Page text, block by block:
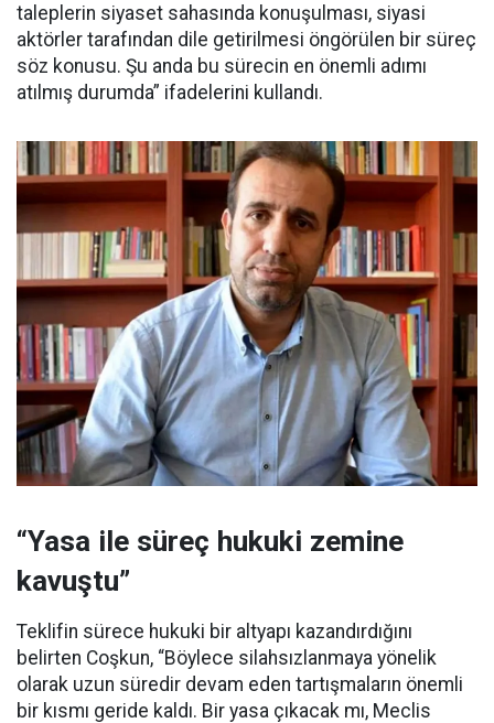
taleplerin siyaset sahasında konuşulması, siyasi
aktörler tarafından dile getirilmesi öngörülen bir süreç
söz konusu. Şu anda bu sürecin en önemli adımı
atılmış durumda” ifadelerini kullandı.
“Yasa ile süreç hukuki zemine
kavuştu”
Teklifin sürece hukuki bir altyapı kazandırdığını
belirten Coşkun, “Böylece silahsızlanmaya yönelik
olarak uzun süredir devam eden tartışmaların önemli
bir kısmı geride kaldı. Bir yasa çıkacak mı, Meclis